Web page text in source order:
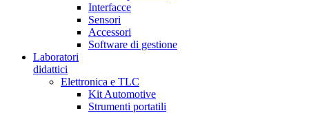
Interfacce
Sensori
Accessori
Software di gestione
Laboratori
didattici
Elettronica e TLC
Kit Automotive
Strumenti portatili